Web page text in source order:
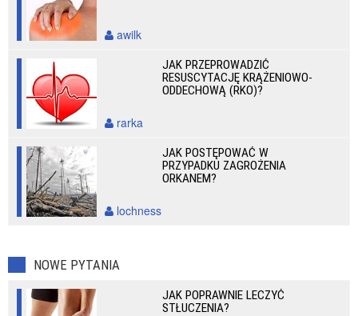
awilk
JAK PRZEPROWADZIĆ
RESUSCYTACJĘ KRĄŻENIOWO-
ODDECHOWĄ (RKO)?
rarka
JAK POSTĘPOWAĆ W
PRZYPADKU ZAGROŻENIA
ORKANEM?
lochness
NOWE PYTANIA
JAK POPRAWNIE LECZYĆ
STŁUCZENIA?